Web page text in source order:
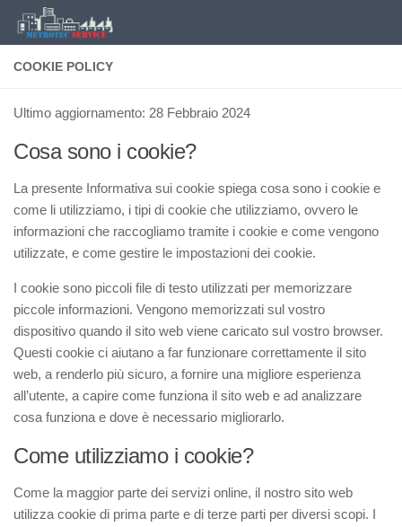
Salta al contenuto
COOKIE POLICY
Ultimo aggiornamento: 28 Febbraio 2024
Cosa sono i cookie?
La presente Informativa sui cookie spiega cosa sono i cookie e
come li utilizziamo, i tipi di cookie che utilizziamo, ovvero le
informazioni che raccogliamo tramite i cookie e come vengono
utilizzate, e come gestire le impostazioni dei cookie.
I cookie sono piccoli file di testo utilizzati per memorizzare
piccole informazioni. Vengono memorizzati sul vostro
dispositivo quando il sito web viene caricato sul vostro browser.
Questi cookie ci aiutano a far funzionare correttamente il sito
web, a renderlo più sicuro, a fornire una migliore esperienza
all’utente, a capire come funziona il sito web e ad analizzare
cosa funziona e dove è necessario migliorarlo.
Come utilizziamo i cookie?
Come la maggior parte dei servizi online, il nostro sito web
utilizza cookie di prima parte e di terze parti per diversi scopi. I